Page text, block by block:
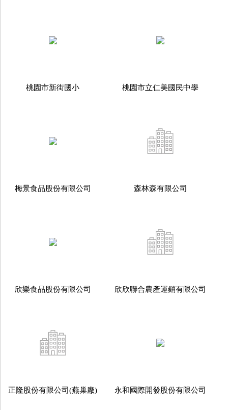
桃園市新街國小 桃園市立仁美國民中學
梅景食品股份有限公司 森林森有限公司
欣樂食品股份有限公司 欣欣聯合農產運銷有限公司
正隆股份有限公司(燕巢廠) 永和國際開發股份有限公司